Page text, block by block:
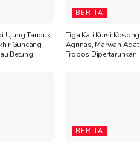
Ujung Tanduk
Guncang
Betung
BERITA
Tiga Kali Kursi Kosong
Agrinas, Marwah Adat
Trobos Dipertaruhkan
BERITA